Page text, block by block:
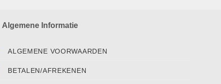
Algemene Informatie
ALGEMENE VOORWAARDEN
BETALEN/AFREKENEN